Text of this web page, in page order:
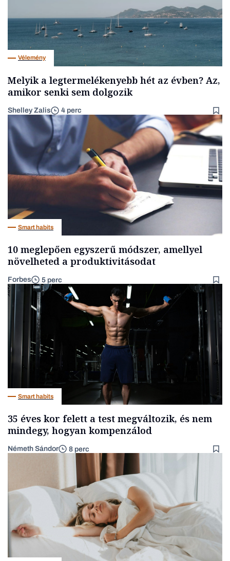
Vélemény
Melyik a legtermelékenyebb hét az évben? Az,
amikor senki sem dolgozik
Shelley Zalis 4 perc
Smart habits
10 meglepően egyszerű módszer, amellyel
növelheted a produktivitásodat
Forbes 5 perc
Smart habits
35 éves kor felett a test megváltozik, és nem
mindegy, hogyan kompenzálod
Németh Sándor 8 perc